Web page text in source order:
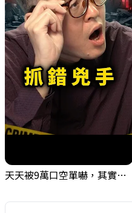
天天被9萬口空單嚇，其實你盯錯地方了｜Mr.Jimmy高志銘 #台股 #外資期貨 #融資